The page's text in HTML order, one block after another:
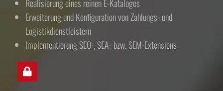
Realisierung eines reinen E-Kataloges
Erweiterung und Konfiguration von Zahlungs- und
Logistikdienstleistern
Implementierung SEO-, SEA- bzw. SEM-Extensions